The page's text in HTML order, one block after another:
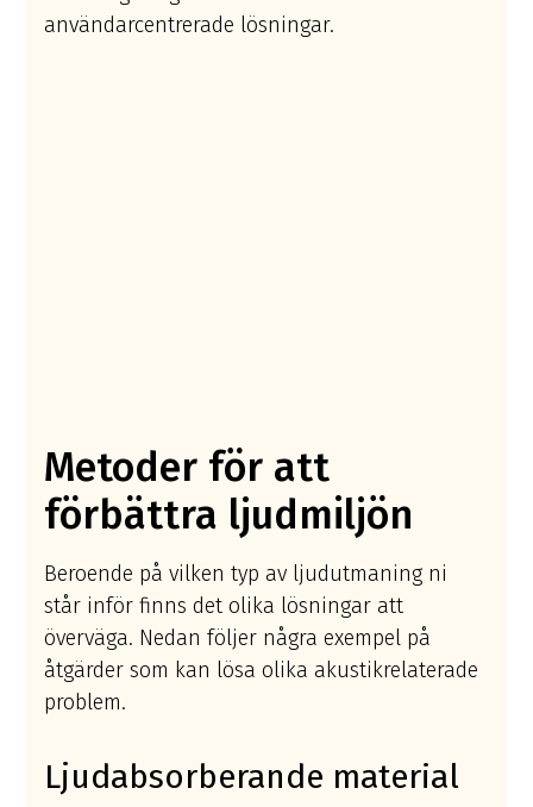
användarcentrerade lösningar.
Metoder för att
förbättra ljudmiljön
Beroende på vilken typ av ljudutmaning ni
står inför finns det olika lösningar att
överväga. Nedan följer några exempel på
åtgärder som kan lösa olika akustikrelaterade
problem.
Ljudabsorberande material